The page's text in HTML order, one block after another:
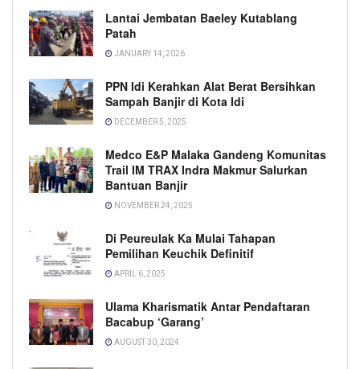
Lantai Jembatan Baeley Kutablang
Patah
JANUARY 14, 2026
PPN Idi Kerahkan Alat Berat Bersihkan
Sampah Banjir di Kota Idi
DECEMBER 5, 2025
Medco E&P Malaka Gandeng Komunitas
Trail IM TRAX Indra Makmur Salurkan
Bantuan Banjir
NOVEMBER 24, 2025
Di Peureulak Ka Mulai Tahapan
Pemilihan Keuchik Definitif
APRIL 6, 2025
Ulama Kharismatik Antar Pendaftaran
Bacabup ‘Garang’
AUGUST 30, 2024